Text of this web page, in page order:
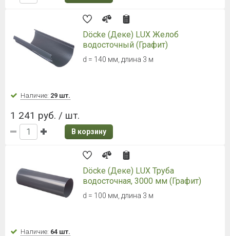
Döcke (Деке) LUX Желоб
водосточный (Графит)
d = 140 мм, длина 3 м
Наличие: 29 шт.
1 241 руб. / шт.
В корзину
Döcke (Деке) LUX Труба
водосточная, 3000 мм (Графит)
d = 100 мм, длина 3 м
Наличие: 64 шт.